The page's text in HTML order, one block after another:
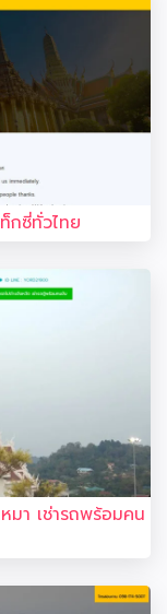
กซี่ทั่วไทย
มา เช่ารถพร้อมคน